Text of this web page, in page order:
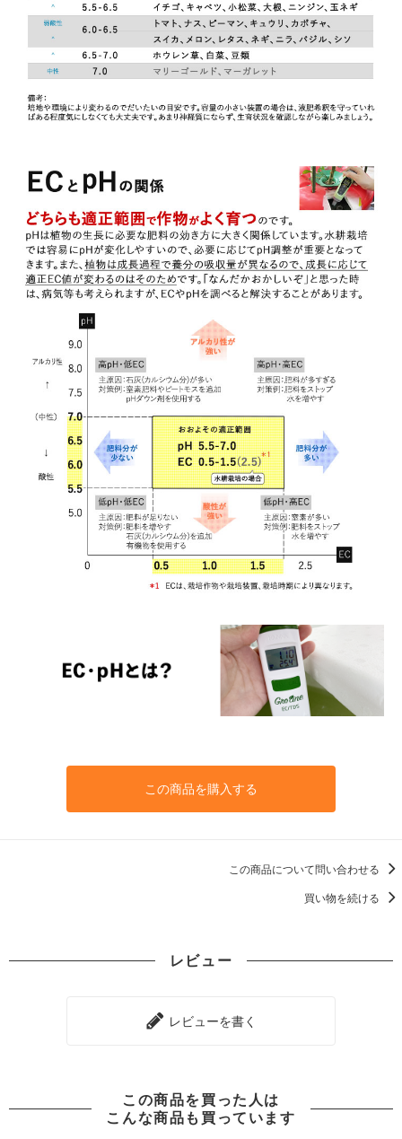
この商品を購入する
この商品について問い合わせる
買い物を続ける
レビュー
レビューを書く
この商品を買った人は
こんな商品も買っています